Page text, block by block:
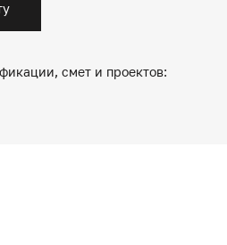
смет и проектов: